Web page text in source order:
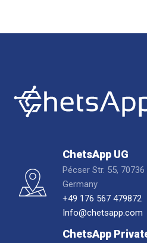
ChetsApp UG
Pécser Str. 55, 70736
Germany
+49 176 567 479872
Info@chetsapp.com
ChetsApp